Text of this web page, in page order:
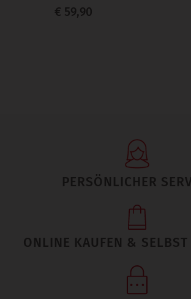
€ 59,90
PERSÖNLICHER
ONLINE KAUFEN & SELBST